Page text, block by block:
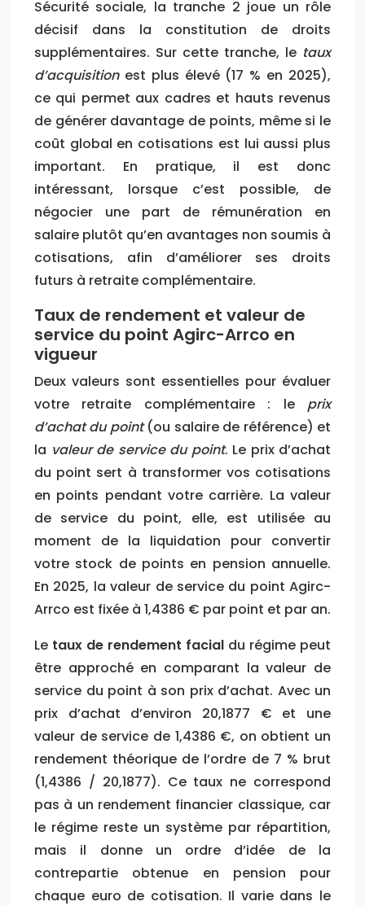
Sécurité sociale, la tranche 2 joue un rôle
décisif dans la constitution de droits
supplémentaires. Sur cette tranche, le taux
d’acquisitionest plus élevé (17 % en 2025),
ce qui permet aux cadres et hauts revenus
de générer davantage de points, même si le
coût global en cotisations est lui aussi plus
important. En pratique, il est donc
intéressant, lorsque c’est possible, de
négocier une part de rémunération en
salaire plutôt qu’en avantages non soumis à
cotisations, afin d’améliorer ses droits
futurs à retraite complémentaire.
Taux de rendement et valeur de
service du point Agirc-Arrco en
vigueur
Deux valeurs sont essentielles pour évaluer
votre retraite complémentaire : le prix
d’achat du point(ou salaire de référence) et
la valeur de service du point. Le prix d’achat
du point sert à transformer vos cotisations
en points pendant votre carrière. La valeur
de service du point, elle, est utilisée au
moment de la liquidation pour convertir
votre stock de points en pension annuelle.
En 2025, la valeur de service du point Agirc-
Arrco est fixée à 1,4386 € par point et par an.
Le taux de rendement facial du régime peut
être approché en comparant la valeur de
service du point à son prix d’achat. Avec un
prix d’achat d’environ 20,1877 € et une
valeur de service de 1,4386 €, on obtient un
rendement théorique de l’ordre de 7 % brut
(1,4386 / 20,1877). Ce taux ne correspond
pas à un rendement financier classique, car
le régime reste un système par répartition,
mais il donne un ordre d’idée de la
contrepartie obtenue en pension pour
chaque euro de cotisation. Il varie dans le